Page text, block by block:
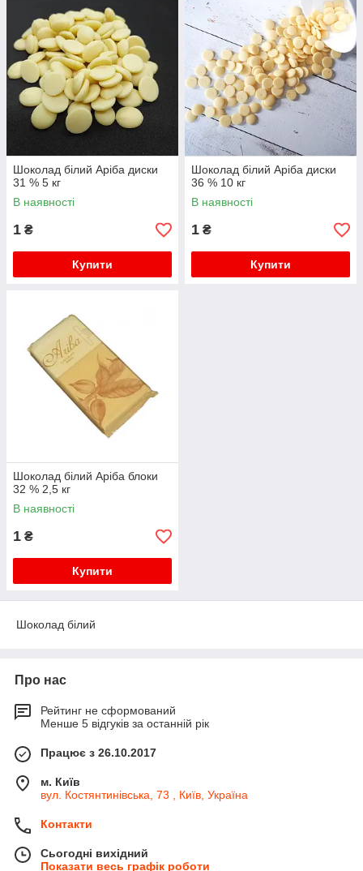
Шоколад білий Аріба диски
31 % 5 кг
В наявності
1 ₴
Купити
Шоколад білий Аріба диски
36 % 10 кг
В наявності
1 ₴
Купити
Шоколад білий Аріба блоки
32 % 2,5 кг
В наявності
1 ₴
Купити
Шоколад білий
Про нас
Рейтинг не сформований
Менше 5 відгуків за останній рік
Працює з 26.10.2017
м. Київ
вул. Костянтинівська, 73 , Київ, Україна
Контакти
Сьогодні вихідний
Показати весь графік роботи